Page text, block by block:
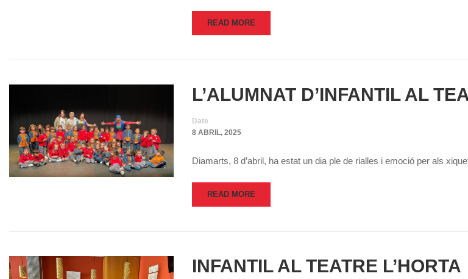
READ MORE
L’ALUMNAT D’INFANTIL AL
Date
8 ABRIL, 2025
Diamarts, 8 d’abril, ha estat un dia ple de rialles i emoció per als
READ MORE
INFANTIL AL TEATRE L’HORTA